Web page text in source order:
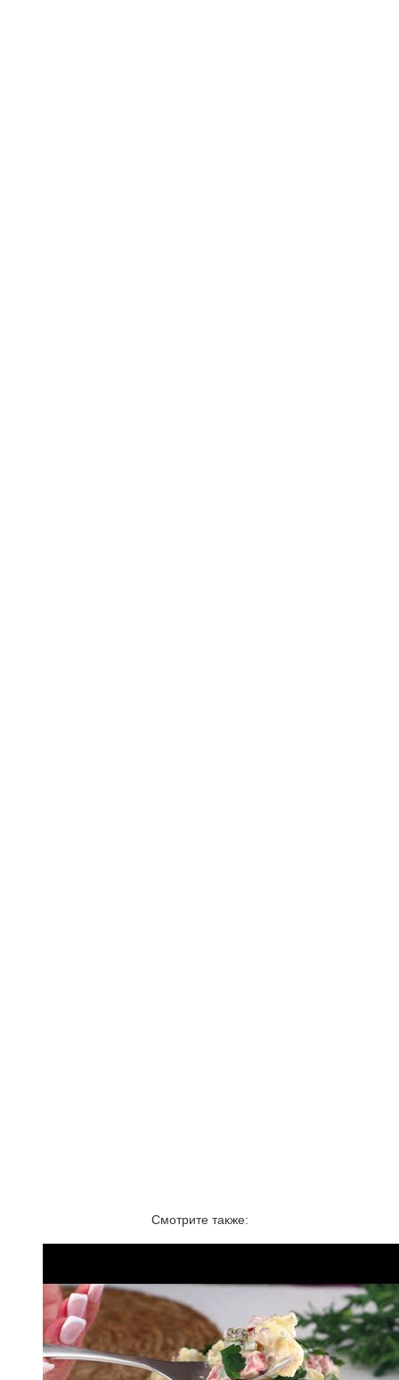
Смотрите также: